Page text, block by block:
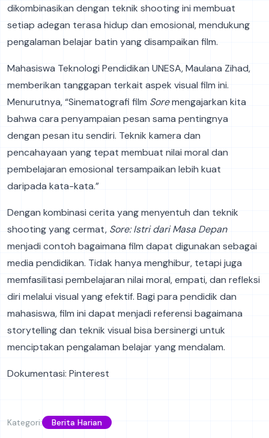
dikombinasikan dengan teknik shooting ini membuat
setiap adegan terasa hidup dan emosional, mendukung
pengalaman belajar batin yang disampaikan film.
Mahasiswa Teknologi Pendidikan UNESA, Maulana Zihad,
memberikan tanggapan terkait aspek visual film ini.
Menurutnya, “Sinematografi film Soremengajarkan kita
bahwa cara penyampaian pesan sama pentingnya
dengan pesan itu sendiri. Teknik kamera dan
pencahayaan yang tepat membuat nilai moral dan
pembelajaran emosional tersampaikan lebih kuat
daripada kata-kata.”
Dengan kombinasi cerita yang menyentuh dan teknik
shooting yang cermat, Sore: Istri dari Masa Depan
menjadi contoh bagaimana film dapat digunakan sebagai
media pendidikan. Tidak hanya menghibur, tetapi juga
memfasilitasi pembelajaran nilai moral, empati, dan refleksi
diri melalui visual yang efektif. Bagi para pendidik dan
mahasiswa, film ini dapat menjadi referensi bagaimana
storytelling dan teknik visual bisa bersinergi untuk
menciptakan pengalaman belajar yang mendalam.
Dokumentasi: Pinterest
Kategori: Berita Harian